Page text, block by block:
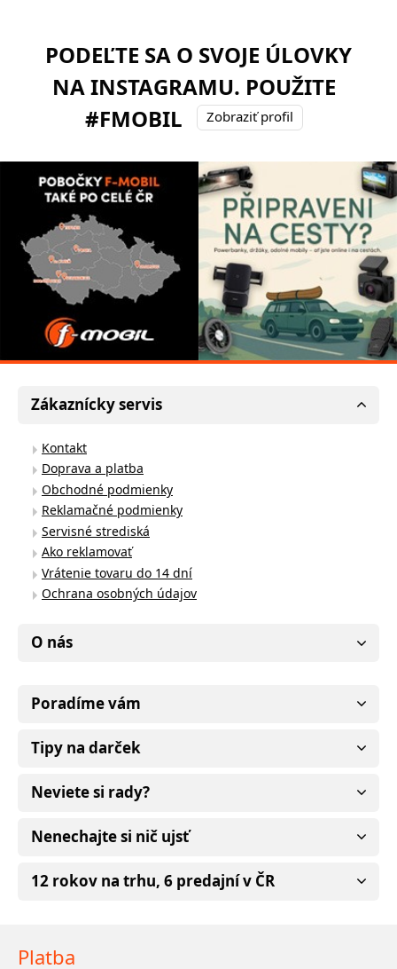
PODEĽTE SA O SVOJE ÚLOVKY
NA INSTAGRAMU. POUŽITE
#FMOBIL
Zobraziť profil
Zákaznícky servis
Kontakt
Doprava a platba
Obchodné podmienky
Reklamačné podmienky
Servisné strediská
Ako reklamovať
Vrátenie tovaru do 14 dní
Ochrana osobných údajov
O nás
Poradíme vám
Tipy na darček
Neviete si rady?
Nenechajte si nič ujsť
12 rokov na trhu, 6 predajní v ČR
Platba